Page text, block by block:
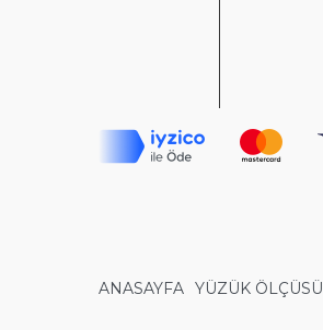
ANASAYFA YÜZÜK ÖLÇÜSÜ